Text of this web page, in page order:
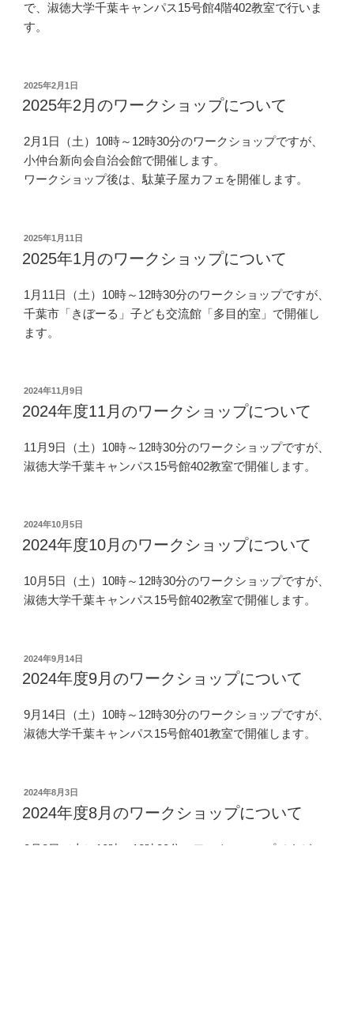
で、淑徳大学千葉キャンパス15号館4階402教室で行いま
す。
投
稿
日:
2025年2月1日
2025年2月のワークショップについて
2月1日（土）10時～12時30分のワークショップですが、
小仲台新向会自治会館で開催します。
ワークショップ後は、駄菓子屋カフェを開催します。
投
稿
日:
2025年1月11日
2025年1月のワークショップについて
1月11日（土）10時～12時30分のワークショップですが、
千葉市「きぼーる」子ども交流館「多目的室」で開催し
ます。
投
稿
日:
2024年11月9日
2024年度11月のワークショップについて
11月9日（土）10時～12時30分のワークショップですが、
淑徳大学千葉キャンパス15号館402教室で開催します。
投
稿
日:
2024年10月5日
2024年度10月のワークショップについて
10月5日（土）10時～12時30分のワークショップですが、
淑徳大学千葉キャンパス15号館402教室で開催します。
投
稿
日:
2024年9月14日
2024年度9月のワークショップについて
9月14日（土）10時～12時30分のワークショップですが、
淑徳大学千葉キャンパス15号館401教室で開催します。
投
稿
日:
2024年8月3日
2024年度8月のワークショップについて
8月3日（土）10時～12時30分のワークショップですが、